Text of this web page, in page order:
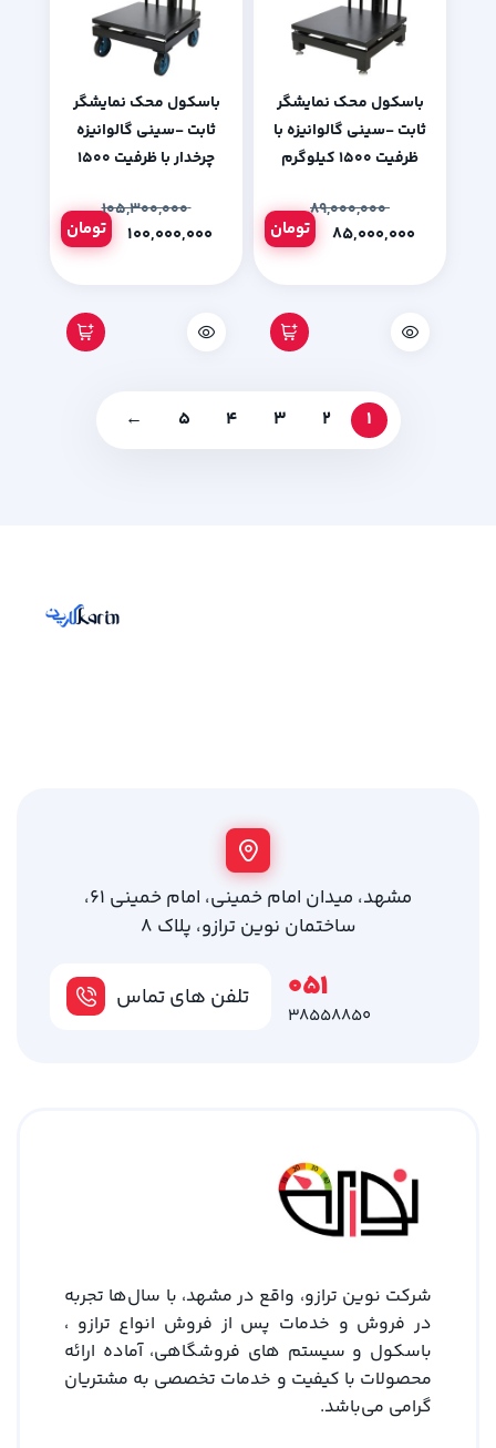
باسکول محک نمایشگر
ثابت -سینی گالوانیزه با
ظرفیت 1500 کیلوگرم
۸۹,۰۰۰,۰۰۰
تومان
باسکول محک نمایشگر
ثابت -سینی گالوانیزه
چرخدار با ظرفیت 1500
۱۰۵,۳۰۰,۰۰۰
تومان
1
2
3
4
5
←
مشهد، میدان امام خمینی، امام خمینی 61،
ساختمان نوین ترازو، پلاک 8
تلفن های تماس 051
38558850
شرکت نوین ترازو، واقع در مشهد، با سال‌ها تجربه
در فروش و خدمات پس از فروش انواع ترازو ،
باسکول و سیستم های فروشگاهی، آماده ارائه
محصولات با کیفیت و خدمات تخصصی به مشتریان
گرامی می‌باشد.